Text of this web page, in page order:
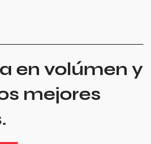
en volúmen y
mejores